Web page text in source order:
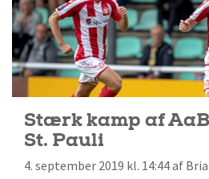
Stærk kamp af AaB
St. Pauli
4. september 2019 kl. 14:44 af